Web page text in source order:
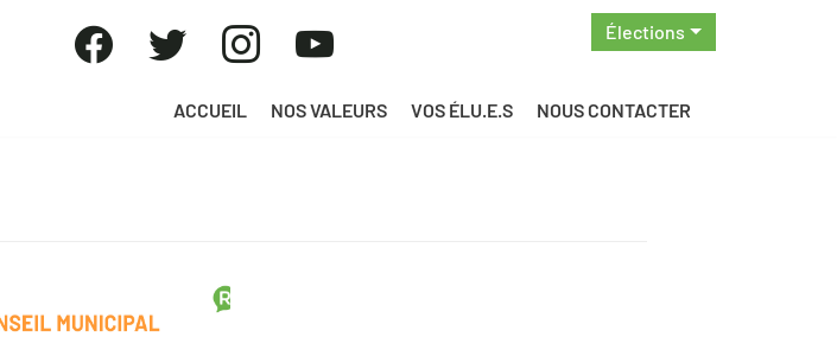
Élections
ACCUEIL NOS VALEURS VOS ÉLU.E.S NOUS CONTACTER